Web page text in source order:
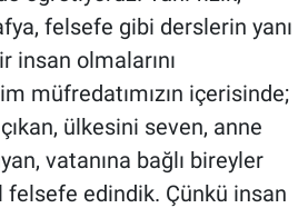
felsefe gibi derslerin yanı
insan olmalarını
müfredatımızın içerisinde;
ülkesini seven, anne
vatanına bağlı bireyler
edindik. Çünkü insan